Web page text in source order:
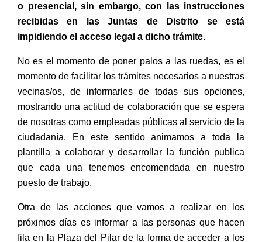
o presencial, sin embargo, con las instrucciones
recibidas en las Juntas de Distrito se está
impidiendo el acceso legal a dicho trámite.
No es el momento de poner palos a las ruedas, es el
momento de facilitar los trámites necesarios a nuestras
vecinas/os, de informarles de todas sus opciones,
mostrando una actitud de colaboración que se espera
de nosotras como empleadas públicas al servicio de la
ciudadanía. En este sentido animamos a toda la
plantilla a colaborar y desarrollar la función publica
que cada una tenemos encomendada en nuestro
puesto de trabajo.
Otra de las acciones que vamos a realizar en los
próximos días es informar a las personas que hacen
fila en la Plaza del Pilar de la forma de acceder a los